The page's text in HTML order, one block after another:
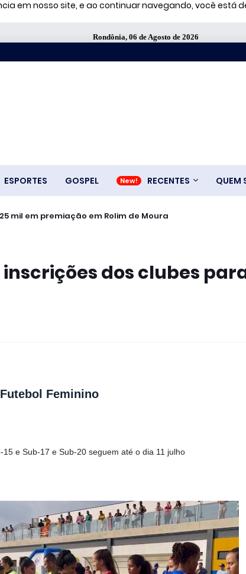
em nosso site, e ao continuar navegando, você está
Rondônia, 06 de Agosto de 2026
ESPORTES GOSPEL RECENTES QUEM
25 mil em premiação em Rolim de Moura
para voo de Jaques Wagner, segundo a PF
dos clubes
Futebol Feminino
e Sub-17 e Sub-20 seguem até o dia 11 julho